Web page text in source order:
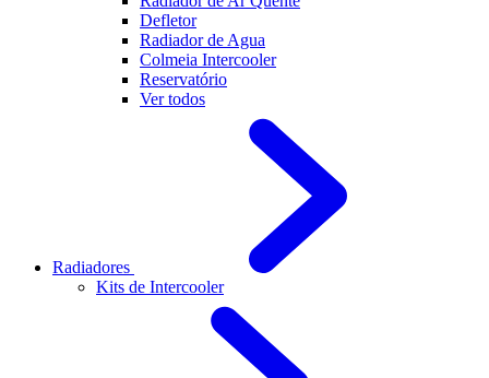
Defletor
Radiador de Agua
Colmeia Intercooler
Reservatório
Ver todos
Radiadores
Kits de Intercooler